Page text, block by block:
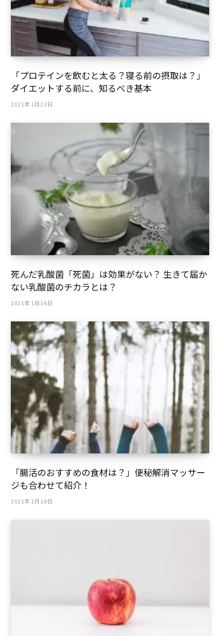
「プロテインを飲むと太る？寝る前の摂取は？」
ダイエットする前に、知るべき基本
2021年1月23日
死んだ乳酸菌「死菌」は効果がない？ 生きて届か
ない乳酸菌のチカラとは？
2021年1月16日
「腸活のおすすめの食材は？」便秘解消マッサー
ジも合わせて紹介！
2021年1月10日